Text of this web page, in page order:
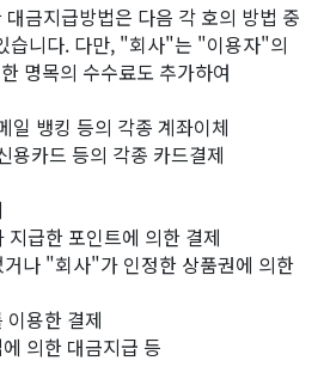
금지급방법은 다음 각 호의 방법 중
습니다. 다만, "회사"는 "이용자"의
명목의 수수료도 추가하여
일 뱅킹 등의 각종 계좌이체
용카드 등의 각종 카드결제
급한 포인트에 의한 결제
나 "회사"가 인정한 상품권에 의한
이용한 결제
의한 대금지급 등